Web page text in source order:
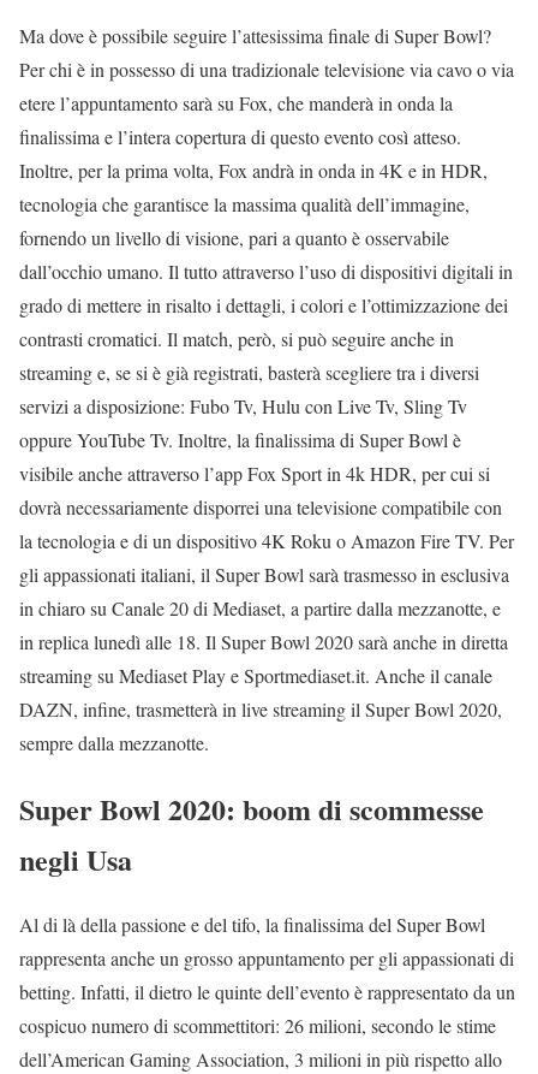
Ma dove è possibile seguire l’attesissima finale di Super Bowl?
Per chi è in possesso di una tradizionale televisione via cavo o via
etere l’appuntamento sarà su Fox, che manderà in onda la
finalissima e l’intera copertura di questo evento così atteso.
Inoltre, per la prima volta, Fox andrà in onda in 4K e in HDR,
tecnologia che garantisce la massima qualità dell’immagine,
fornendo un livello di visione, pari a quanto è osservabile
dall’occhio umano. Il tutto attraverso l’uso di dispositivi digitali in
grado di mettere in risalto i dettagli, i colori e l’ottimizzazione dei
contrasti cromatici. Il match, però, si può seguire anche in
streaming e, se si è già registrati, basterà scegliere tra i diversi
servizi a disposizione: Fubo Tv, Hulu con Live Tv, Sling Tv
oppure YouTube Tv. Inoltre, la finalissima di Super Bowl è
visibile anche attraverso l’app Fox Sport in 4k HDR, per cui si
dovrà necessariamente disporrei una televisione compatibile con
la tecnologia e di un dispositivo 4K Roku o Amazon Fire TV. Per
gli appassionati italiani, il Super Bowl sarà trasmesso in esclusiva
in chiaro su Canale 20 di Mediaset, a partire dalla mezzanotte, e
in replica lunedì alle 18. Il Super Bowl 2020 sarà anche in diretta
streaming su Mediaset Play e Sportmediaset.it. Anche il canale
DAZN, infine, trasmetterà in live streaming il Super Bowl 2020,
sempre dalla mezzanotte.
Super Bowl 2020: boom di scommesse
negli Usa
Al di là della passione e del tifo, la finalissima del Super Bowl
rappresenta anche un grosso appuntamento per gli appassionati di
betting. Infatti, il dietro le quinte dell’evento è rappresentato da un
cospicuo numero di scommettitori: 26 milioni, secondo le stime
dell’American Gaming Association, 3 milioni in più rispetto allo